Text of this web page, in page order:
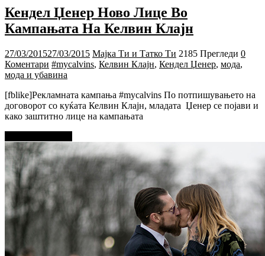
Кендел Џенер Ново Лице Во
Кампањата На Келвин Клајн
27/03/201527/03/2015 Мајка Ти и Татко Ти 2185 Прегледи 0
Коментари #mycalvins, Келвин Клајн, Кендел Џенер, мода,
мода и убавина
[fblike]Рекламната кампања #mycalvins По потпишувањето на
договорот со куќата Келвин Клајн, младата Џенер се појави и
како заштитно лице на кампањата